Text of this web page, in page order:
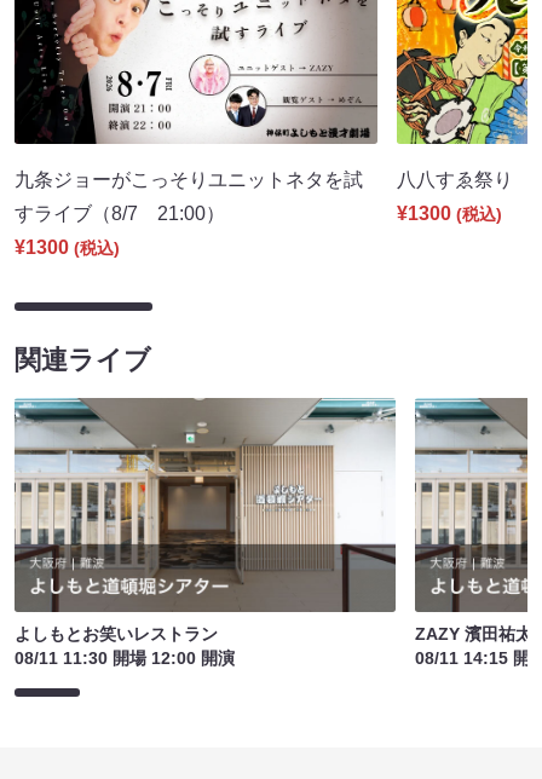
九条ジョーがこっそりユニットネタを試
すライブ（8/7 21:00）
¥1300 (税込)
八八すゑ祭り
¥1300 (税込)
関連ライブ
よしもとお笑いレストラン
08/11 11:30 開場 12:00 開演
ZAZY 濱田祐太
08/11 14:15 開